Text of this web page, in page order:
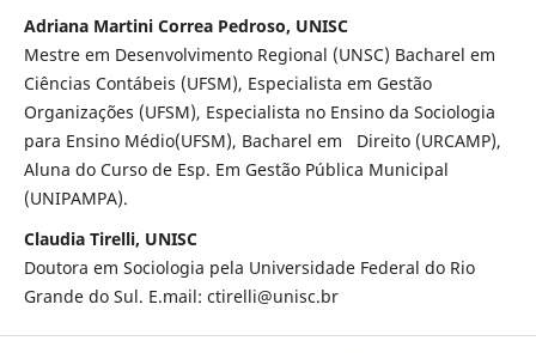
Adriana Martini Correa Pedroso, UNISC
Mestre em Desenvolvimento Regional (UNSC) Bacharel em
Ciências Contábeis (UFSM), Especialista em Gestão
Organizações (UFSM), Especialista no Ensino da Sociologia
para Ensino Médio(UFSM), Bacharel em Direito (URCAMP),
Aluna do Curso de Esp. Em Gestão Pública Municipal
(UNIPAMPA).
Claudia Tirelli, UNISC
Doutora em Sociologia pela Universidade Federal do Rio
Grande do Sul. E.mail: ctirelli@unisc.br